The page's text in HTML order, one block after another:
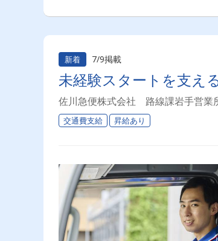
新着 7/9掲載
未経験スタートを支え
佐川急便株式会社 路線課岩手営業
交通費支給 昇給あり